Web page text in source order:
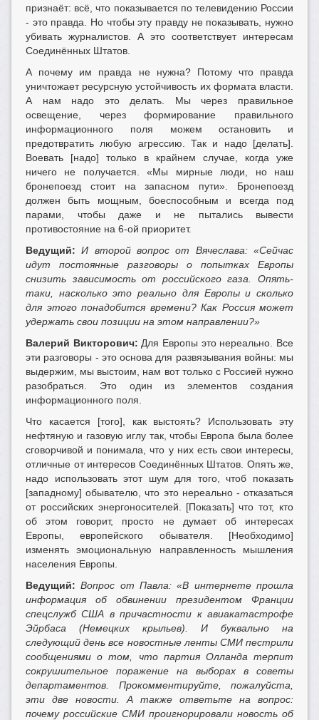
признаёт: всё, что показывается по телевидению России
- это правда. Но чтобы эту правду не показывать, нужно
убивать журналистов. А это соответствует интересам
Соединённых Штатов.
А почему им правда не нужна? Потому что правда
уничтожает ресурсную устойчивость их формата власти.
А нам надо это делать. Мы через правильное
освещение, через формирование правильного
информационного поля можем остановить и
предотвратить любую агрессию. Так и надо [делать].
Воевать [надо] только в крайнем случае, когда уже
ничего не получается. «Мы мирные люди, но наш
бронепоезд стоит на запасном пути». Бронепоезд
должен быть мощным, боеспособным и всегда под
парами, чтобы даже и не пытались вывести
противостояние на 6-ой приоритет.
Ведущий: И второй вопрос от Вячеслава: «Сейчас
идут постоянные разговоры о попытках Европы
снизить зависимость от российского газа. Опять-
таки, насколько это реально для Европы и сколько
для этого понадобится времени? Как Россия может
удержать свои позиции на этом направлении?»
Валерий Викторович: Для Европы это нереально. Все
эти разговоры - это основа для развязывания войны: мы
выдержим, мы выстоим, нам вот только с Россией нужно
разобраться. Это один из элементов создания
информационного поля.
Что касается [того], как выстоять? Использовать эту
нефтяную и газовую иглу так, чтобы Европа была более
сговорчивой и понимала, что у них есть свои интересы,
отличные от интересов Соединённых Штатов. Опять же,
надо использовать этот шум для того, чтоб показать
[западному] обывателю, что это нереально - отказаться
от российских энергоносителей. [Показать] что тот, кто
об этом говорит, просто не думает об интересах
Европы, европейского обывателя. [Необходимо]
изменять эмоциональную направленность мышления
населения Европы.
Ведущий: Вопрос от Павла: «В интернете прошла
информация об обвинении президентом Франции
спецслужб США в причастности к авиакатастрофе
Эйрбаса (Немецких крыльев). И буквально на
следующий день все новостные ленты СМИ пестрили
сообщениями о том, что партия Олланда терпит
сокрушительное поражение на выборах в советы
департаментов. Прокомментируйте, пожалуйста,
эти две новости. А также ответьте на вопрос:
почему российские СМИ проигнорировали новость об